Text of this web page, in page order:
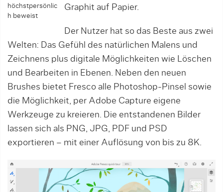
höchstpersönlic
h beweist
Graphit auf Papier.
Der Nutzer hat so das Beste aus zwei
Welten: Das Gefühl des natürlichen Malens und
Zeichnens plus digitale Möglichkeiten wie Löschen
und Bearbeiten in Ebenen. Neben den neuen
Brushes bietet Fresco alle Photoshop-Pinsel sowie
die Möglichkeit, per Adobe Capture eigene
Werkzeuge zu kreieren. Die entstandenen Bilder
lassen sich als PNG, JPG, PDF und PSD
exportieren – mit einer Auflösung von bis zu 8K.